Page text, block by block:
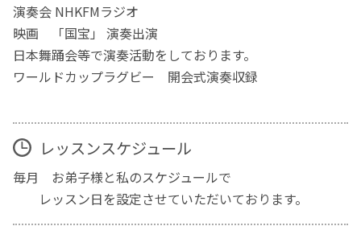
演奏会 NHKFMラジオ
映画 「国宝」 演奏出演
日本舞踊会等で演奏活動をしております。
ワールドカップラグビー 開会式演奏収録
レッスンスケジュール
毎月 お弟子様と私のスケジュールで
レッスン日を設定させていただいております。